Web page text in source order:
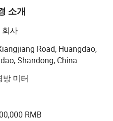
공합니다.
진 업계 베테랑으로 구성되
고한 공급망은 브라질과
로 유지되어 제품의 일관성
우선 과제입니다. 과육 조
다. ISO 인증은 환경 책임
속을 반영합니다.
소개
회사
Road, Huangdao,
Shandong, China
방 미터
RMB